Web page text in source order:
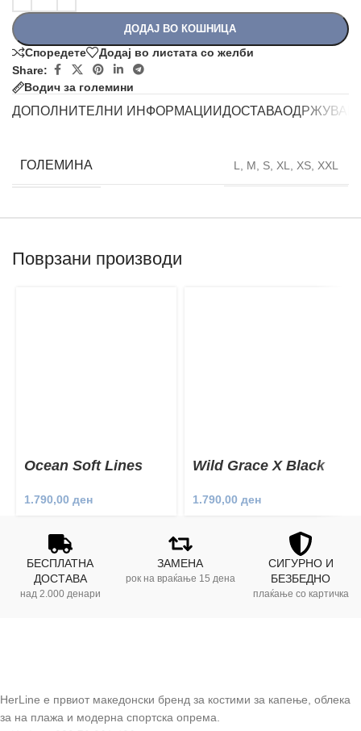
ДОДАЈ ВО КОШНИЦА
Споредете
Додај во листата со желби
Share:
Водич за големини
ДОПОЛНИТЕЛНИ ИНФОРМАЦИИДОСТАВА
ГОЛЕМИНА L M S XL XS XXL
Поврзани производи
Ocean Soft Lines
1.790,00 ден
Wild Grace X Black
1.790,00 ден
БЕСПЛАТНА
ДОСТАВА
над 2.000 денари
ЗАМЕНА
рок на враќање 15 дена
СИГУРНО И
БЕЗБЕДНО
плаќање со картичка
HerLine е првиот македонски бренд за костими за капење, облека
за на плажа и модерна спортска опрема.